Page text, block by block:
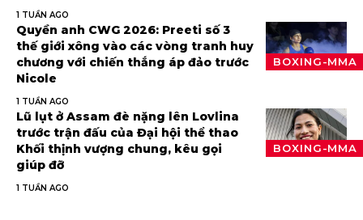
1 TUẦN AGO
BOXING-MMA
Quyền anh CWG 2026: Preeti số 3
thế giới xông vào các vòng tranh huy
chương với chiến thắng áp đảo trước
Nicole
1 TUẦN AGO
BOXING-MMA
Lũ lụt ở Assam đè nặng lên Lovlina
trước trận đấu của Đại hội thể thao
Khối thịnh vượng chung, kêu gọi
giúp đỡ
1 TUẦN AGO